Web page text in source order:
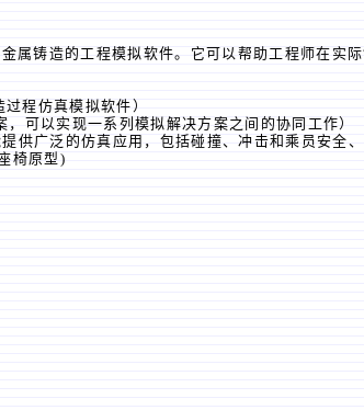
属铸造的工程模拟软件。它可以帮助工程师在实
程仿真模拟软件）
可以实现一系列模拟解决方案之间的协同工作）
广泛的仿真应用，包括碰撞、冲击和乘员安全
原型)